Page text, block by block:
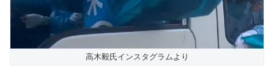
高木毅氏インスタグラムより